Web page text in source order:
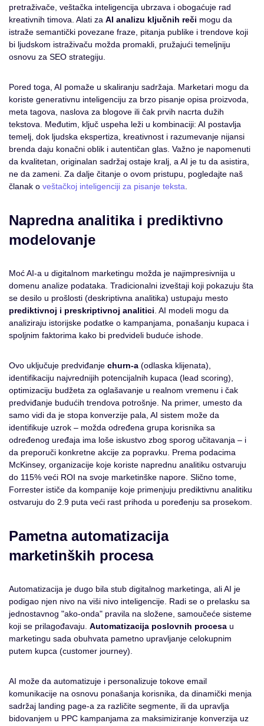
pretraživače, veštačka inteligencija ubrzava i obogaćuje rad
kreativnih timova. Alati za AI analizu ključnih reči mogu da
istraže semantički povezane fraze, pitanja publike i trendove koji
bi ljudskom istraživaču možda promakli, pružajući temeljniju
osnovu za SEO strategiju.
Pored toga, AI pomaže u skaliranju sadržaja. Marketari mogu da
koriste generativnu inteligenciju za brzo pisanje opisa proizvoda,
meta tagova, naslova za blogove ili čak prvih nacrta dužih
tekstova. Međutim, ključ uspeha leži u kombinaciji: AI postavlja
temelj, dok ljudska ekspertiza, kreativnost i razumevanje nijansi
brenda daju konačni oblik i autentičan glas. Važno je napomenuti
da kvalitetan, originalan sadržaj ostaje kralj, a AI je tu da asistira,
ne da zameni. Za dalje čitanje o ovom pristupu, pogledajte naš
članak o veštačkoj inteligenciji za pisanje teksta
Napredna analitika i prediktivno
modelovanje
Moć AI-a u digitalnom marketingu možda je najimpresivnija u
domenu analize podataka. Tradicionalni izveštaji koji pokazuju šta
se desilo u prošlosti (deskriptivna analitika) ustupaju mesto
prediktivnoj i preskriptivnoj analitici . AI modeli mogu da
analiziraju istorijske podatke o kampanjama, ponašanju kupaca i
spoljnim faktorima kako bi predvideli buduće ishode.
Ovo uključuje predviđanje churn-a (odlaska klijenata),
identifikaciju najvrednijih potencijalnih kupaca (lead scoring),
optimizaciju budžeta za oglašavanje u realnom vremenu i čak
predviđanje budućih trendova potrošnje. Na primer, umesto da
samo vidi da je stopa konverzije pala, AI sistem može da
identifikuje uzrok – možda određena grupa korisnika sa
određenog uređaja ima loše iskustvo zbog sporog učitavanja – i
da preporuči konkretne akcije za popravku. Prema podacima
McKinsey, organizacije koje koriste naprednu analitiku ostvaruju
do 115% veći ROI na svoje marketinške napore. Slično tome,
Forrester ističe da kompanije koje primenjuju prediktivnu analitiku
ostvaruju do 2.9 puta veći rast prihoda u poređenju sa prosekom.
Pametna automatizacija
marketinških procesa
Automatizacija je dugo bila stub digitalnog marketinga, ali AI je
podigao njen nivo na viši nivo inteligencije. Radi se o prelasku sa
jednostavnog "ako-onda" pravila na složene, samoučeće sisteme
koji se prilagođavaju. Automatizacija poslovnih procesa u
marketingu sada obuhvata pametno upravljanje celokupnim
putem kupca (customer journey).
AI može da automatizuje i personalizuje tokove email
komunikacije na osnovu ponašanja korisnika, da dinamički menja
sadržaj landing page-a za različite segmente, ili da upravlja
bidovanjem u PPC kampanjama za maksimiziranje konverzija uz